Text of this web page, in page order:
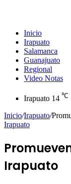
Inicio
Irapuato
Salamanca
Guanajuato
Regional
Video Notas
Irapuato 14 ℃
Inicio/Irapuato/
Irapuato
Irapuato